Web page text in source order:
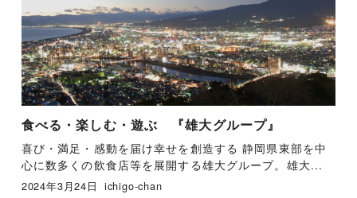
食べる・楽しむ・遊ぶ 『雄大グループ』
喜び・満足・感動を届け幸せを創造する 静岡県東部を中
心に数多くの飲食店等を展開する雄大グループ。雄大...
2024年3月24日 ichigo-chan